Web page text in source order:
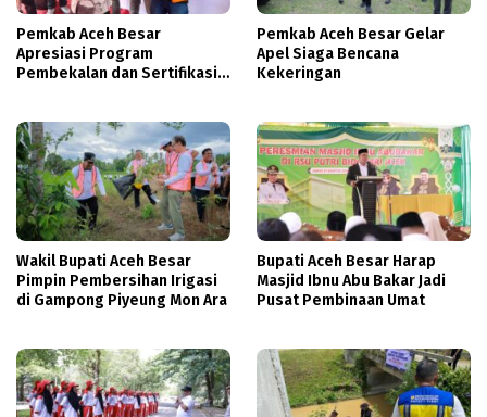
Pemkab Aceh Besar
Apresiasi Program
Pembekalan dan Sertifikasi
Pemkab Aceh Besar Gelar
Apel Siaga Bencana
Kekeringan
Wakil Bupati Aceh Besar
Pimpin Pembersihan Irigasi
di Gampong Piyeung Mon Ara
Bupati Aceh Besar Harap
Masjid Ibnu Abu Bakar Jadi
Pusat Pembinaan Umat